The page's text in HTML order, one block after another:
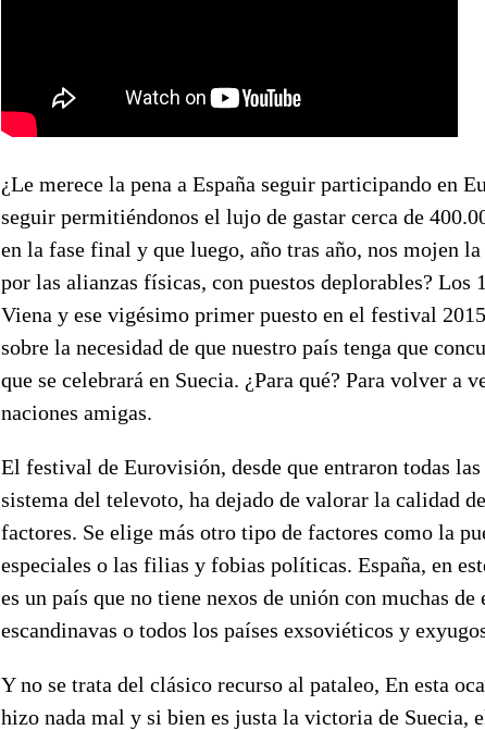
¿Le merece la pena a España seguir participando en
seguir permitiéndonos el lujo de gastar cerca de
en la fase final y que luego, año tras año, nos mojen
por las alianzas físicas, con puestos deplorables? Los
Viena y ese vigésimo primer puesto en el festival
sobre la necesidad de que nuestro país tenga que
que se celebrará en Suecia. ¿Para qué? Para volver a
naciones amigas.
El festival de Eurovisión, desde que entraron todas
sistema del televoto, ha dejado de valorar la calidad
factores. Se elige más otro tipo de factores como la
especiales o las filias y fobias políticas. España, en
es un país que no tiene nexos de unión con muchas de
escandinavas o todos los países exsoviéticos y
Y no se trata del clásico recurso al pataleo, En esta
hizo nada mal y si bien es justa la victoria de Suecia,